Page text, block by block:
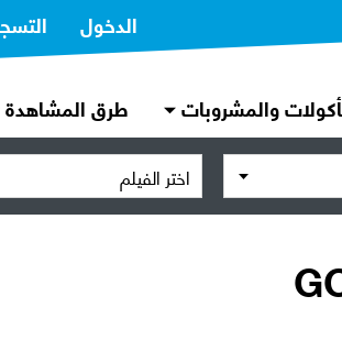
الدخول
والمشروبات طرق المشاهدة
اختر الفيلم